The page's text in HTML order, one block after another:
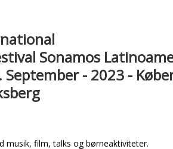
Sonamos
September - 2023 -
musik, film, talks og børneaktiviteter.